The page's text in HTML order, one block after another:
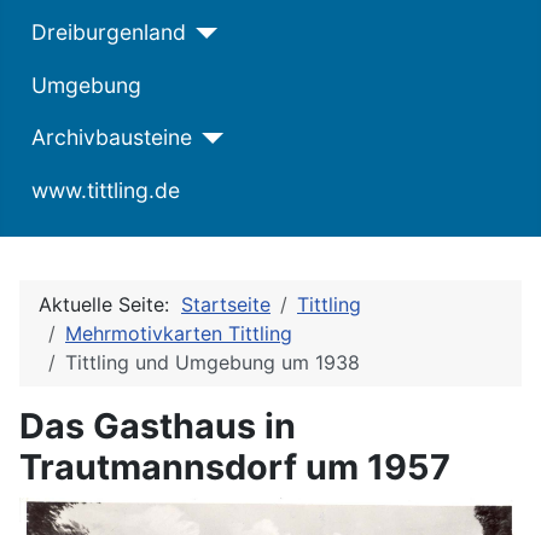
Dreiburgenland
Umgebung
Archivbausteine
www.tittling.de
Aktuelle Seite: Startseite
Tittling
Mehrmotivkarten Tittling
Tittling und Umgebung um 1938
Das Gasthaus in
Trautmannsdorf um 1957